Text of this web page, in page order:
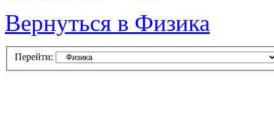
Вернуться в Физика
Перейти: